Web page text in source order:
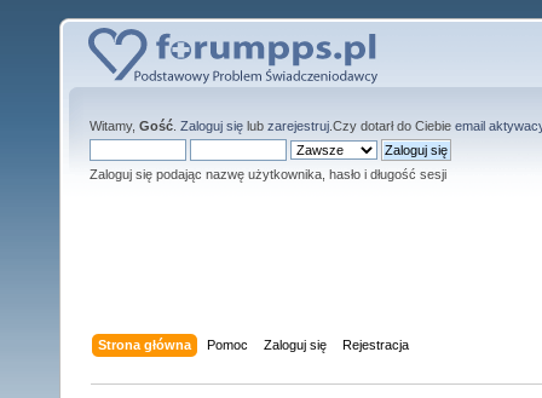
Witamy, Gość Zaloguj się lub zarejestruj .Czy dotarł do Ciebie email
Zaloguj się podając nazwę użytkownika, hasło i długość sesji
Strona główna Pomoc Zaloguj się Rejestracja